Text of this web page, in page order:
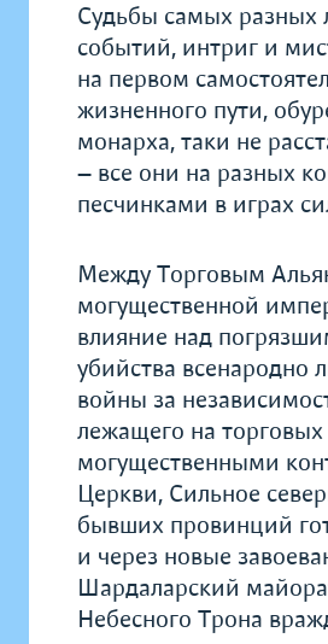
Судьбы самых разных
событий, интриг и
на первом
жизненного пути,
монарха, таки не
— все они на разных
песчинками в играх
Между Торговым
могущественной
влияние над
убийства
войны за
лежащего на
могуществен­ными
Церкви, Сильное
бывших провин­ций
и через новые
Шардаларский
Небесного Трона